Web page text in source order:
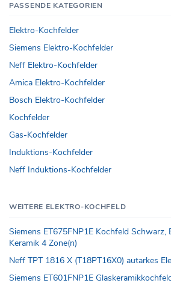
PASSENDE KATEGORIEN
Elektro-Kochfelder
Siemens Elektro-Kochfelder
Neff Elektro-Kochfelder
Amica Elektro-Kochfelder
Bosch Elektro-Kochfelder
Kochfelder
Gas-Kochfelder
Induktions-Kochfelder
Neff Induktions-Kochfelder
WEITERE ELEKTRO-KOCHFELD
Siemens ET675FNP1E Kochfeld Schwarz,
Keramik 4 Zone(n)
Neff TPT 1816 X (T18PT16X0) autarkes
Siemens ET601FNP1E